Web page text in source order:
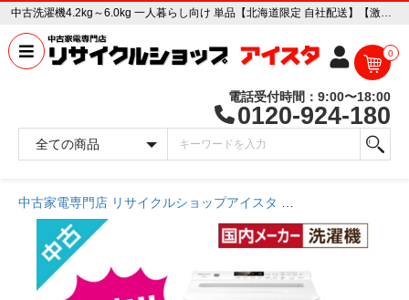
中古洗濯機4.2kg～6.0kg 一人暮らし向け 単品【北海道限定 自社配送】【激安】【国内メーカー】【送料無料】【3年保証】 中古家電販売専門店 リサイクルショップ アイスタ
0
電話受付時間：9:00〜18:00
0120-924-180
中古家電専門店 リサイクルショップアイスタ